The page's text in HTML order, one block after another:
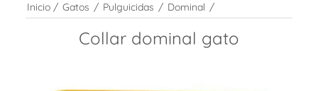
Inicio / Gatos / Pulguicidas / Dominal /
Collar dominal gato